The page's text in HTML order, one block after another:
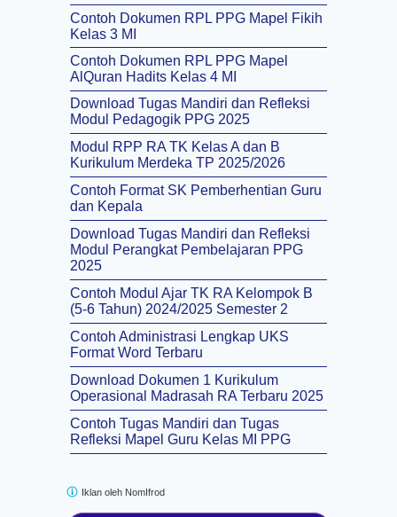
Contoh Dokumen RPL PPG Mapel Fikih
Kelas 3 MI
Contoh Dokumen RPL PPG Mapel
AlQuran Hadits Kelas 4 MI
Download Tugas Mandiri dan Refleksi
Modul Pedagogik PPG 2025
Modul RPP RA TK Kelas A dan B
Kurikulum Merdeka TP 2025/2026
Contoh Format SK Pemberhentian Guru
dan Kepala
Download Tugas Mandiri dan Refleksi
Modul Perangkat Pembelajaran PPG
2025
Contoh Modul Ajar TK RA Kelompok B
(5-6 Tahun) 2024/2025 Semester 2
Contoh Administrasi Lengkap UKS
Format Word Terbaru
Download Dokumen 1 Kurikulum
Operasional Madrasah RA Terbaru 2025
Contoh Tugas Mandiri dan Tugas
Refleksi Mapel Guru Kelas MI PPG
Iklan oleh NomIfrod